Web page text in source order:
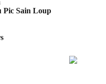
Pic Sain Loup